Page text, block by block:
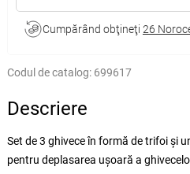
Cumpărând obţineţi 26
Codul de catalog: 699617
Descriere
Set de 3 ghivece în formă de trifoi și
pentru deplasarea ușoară a